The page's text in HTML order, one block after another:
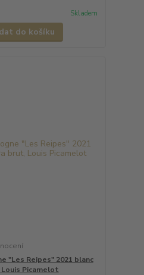
Skladem
do košíku
"Les Reipes" 2021 blanc
Picamelot